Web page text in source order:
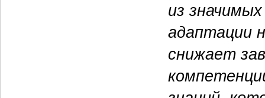
из
адаптации
снижает